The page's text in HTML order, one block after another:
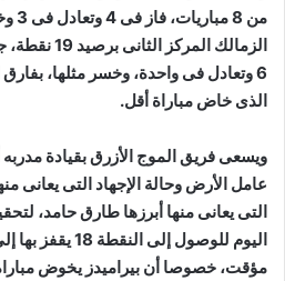
من
6 وتعادل فى واحدة، وخسر مثلها،
الذى خاض مباراة أقل.
ويسعى فريق الموج الأزرق بقيادة
عامل الأرض وحالة الإجهاد التى يعانى
التى يعانى منها أبرزها طارق حامد،
اليوم للوصول إلى
مؤقت، خصوصا أن بيراميدز يخوض